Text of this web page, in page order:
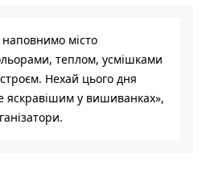
місто
теплом, усмішками
Нехай цього дня
яскравішим у вишиванках»,